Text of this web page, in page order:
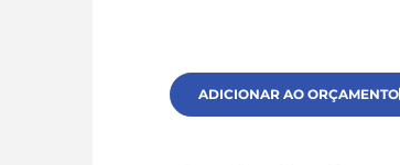
ADICIONAR AO ORÇAMENTO